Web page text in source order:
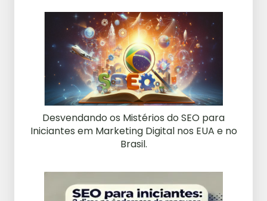
Desvendando os Mistérios do SEO para
Iniciantes em Marketing Digital nos EUA e no
Brasil.